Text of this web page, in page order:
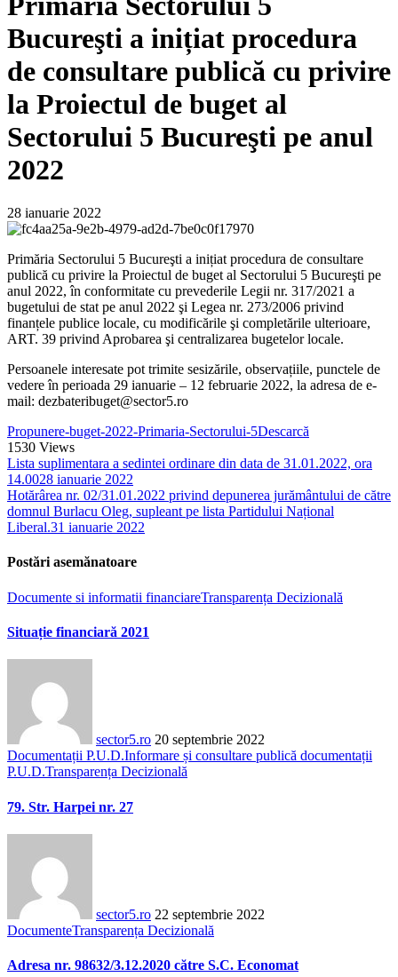
Bucureşti a inițiat procedura
de consultare publică cu privire
la Proiectul de buget al
Sectorului 5 Bucureşti pe anul
2022
28 ianuarie 2022
Primăria Sectorului 5 Bucureşti a inițiat procedura de consultare
publică cu privire la Proiectul de buget al Sectorului 5 Bucureşti pe
anul 2022, în conformitate cu prevederile Legii nr. 317/2021 a
bugetului de stat pe anul 2022 şi Legea nr. 273/2006 privind
finanțele publice locale, cu modificările şi completările ulterioare,
ART. 39 privind Aprobarea şi centralizarea bugetelor locale.
Persoanele interesate pot trimite sesizările, observațiile, punctele de
vedere în perioada 29 ianuarie – 12 februarie 2022, la adresa de e-
mail: dezbateribuget@sector5.ro
Propunere-buget-2022-Primaria-Sectorului-5Descarcă
1530 Views
Lista suplimentara a sedintei ordinare din data de 31.01.2022, ora
14.0028 ianuarie 2022
Hotărârea nr. 02/31.01.2022 privind depunerea jurământului de către
domnul Burlacu Oleg, supleant pe lista Partidului Național
Liberal.31 ianuarie 2022
Postări asemănatoare
Documente si informatii financiareTransparența Decizională
Situație financiară 2021
sector5.ro 20 septembrie 2022
Documentații P.U.D.Informare și consultare publică documentații
P.U.D.Transparența Decizională
79. Str. Harpei nr. 27
sector5.ro 22 septembrie 2022
DocumenteTransparența Decizională
Adresa nr. 98632/3.12.2020 către S.C. Economat